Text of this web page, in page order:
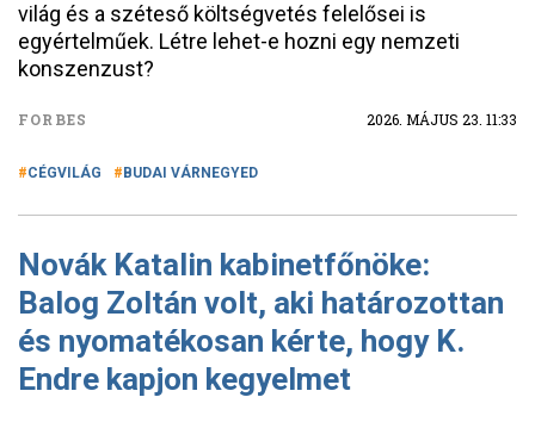
világ és a széteső költségvetés felelősei is
egyértelműek. Létre lehet-e hozni egy nemzeti
konszenzust?
FORBES 2026. MÁJUS 23. 11:33
CÉGVILÁG BUDAI VÁRNEGYED
Novák Katalin kabinetfőnöke:
Balog Zoltán volt, aki határozottan
és nyomatékosan kérte, hogy K.
Endre kapjon kegyelmet